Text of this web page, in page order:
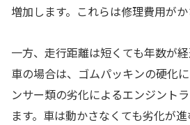
増加します。これらは修理費用がか
一方、走行距離は短くても年数が経
車の場合は、ゴムパッキンの硬化
ンサー類の劣化によるエンジント
ます。車は動かさなくても劣化が